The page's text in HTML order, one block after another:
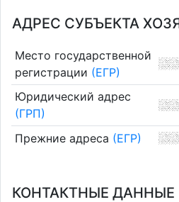
АДРЕС СУБЪЕКТА
Место государственной
регистрации (ЕГР)
Юридический адрес
(ГРП)
Прежние адреса (ЕГР)
КОНТАКТНЫЕ ДАННЫЕ